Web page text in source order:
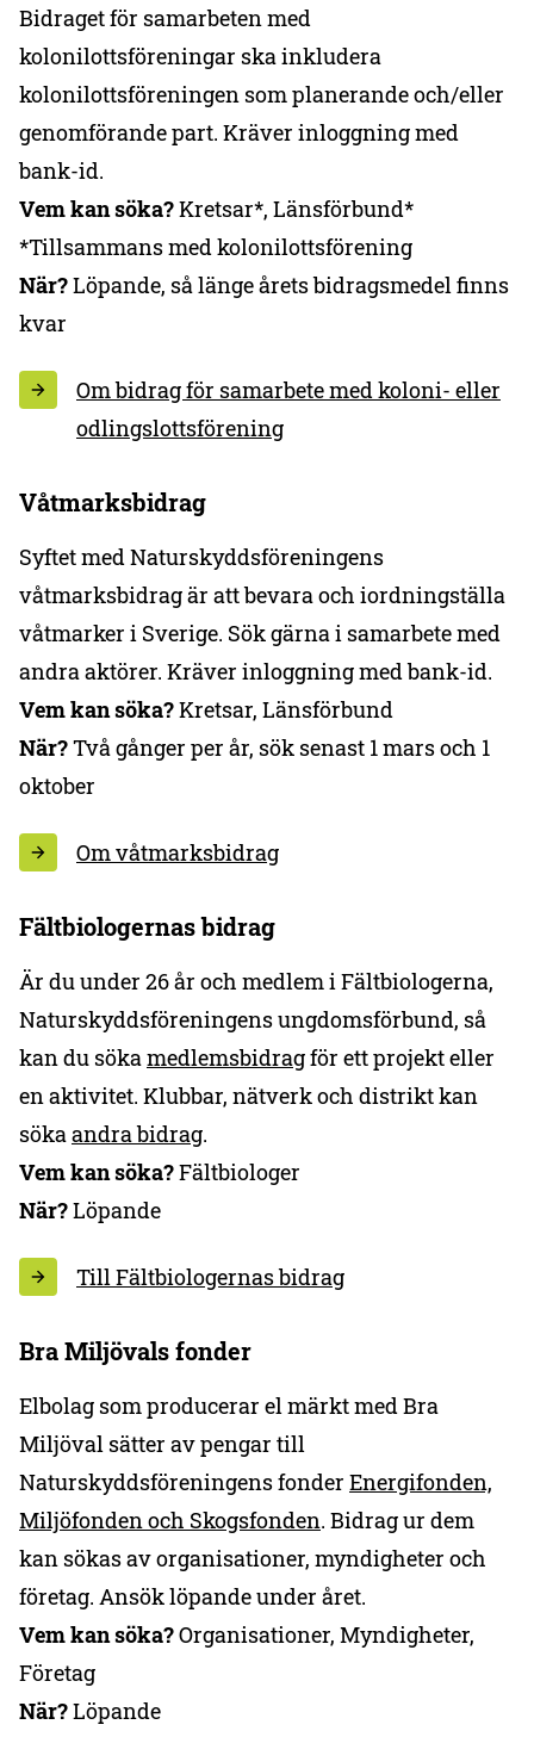
Bidraget för samarbeten med
kolonilottsföreningar ska inkludera
kolonilottsföreningen som planerande och/eller
genomförande part. Kräver inloggning med
bank-id.
Vem kan söka?Kretsar*, Länsförbund*
*Tillsammans med kolonilottsförening
När?Löpande, så länge årets bidragsmedel finns
kvar
Om bidrag för samarbete med koloni- eller
odlingslottsförening
Våtmarksbidrag
Syftet med Naturskyddsföreningens
våtmarksbidrag är att bevara och iordningställa
våtmarker i Sverige. Sök gärna i samarbete med
andra aktörer. Kräver inloggning med bank-id.
Vem kan söka?Kretsar, Länsförbund
När?Två gånger per år, sök senast 1 mars och 1
oktober
Om våtmarksbidrag
Fältbiologernas bidrag
Är du under 26 år och medlem i Fältbiologerna,
Naturskyddsföreningens ungdomsförbund, så
kan du sökamedlemsbidragför ett projekt eller
en aktivitet. Klubbar, nätverk och distrikt kan
sökaandra bidrag.
Vem kan söka?Fältbiologer
När?Löpande
Till Fältbiologernas bidrag
Bra Miljövals fonder
Elbolag som producerar el märkt med Bra
Miljöval sätter av pengar till
Naturskyddsföreningens fonder Energifonden,
Miljöfonden och Skogsfonden. Bidrag ur dem
kan sökas av organisationer, myndigheter och
företag. Ansök löpande under året.
Vem kan söka?Organisationer, Myndigheter,
Företag
När?Löpande